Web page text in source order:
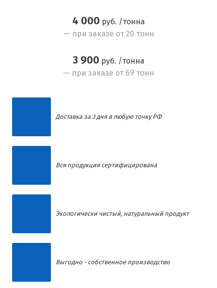
4 000 руб. /тонна
— при заказе от 20 тонн
3 900 руб. /тонна
— при заказе от 69 тонн
Доставка за 3 дня в любую точку РФ
Вся продукция сертифицирована
Экологически чистый, натуральный продукт
Выгодно - собственное производство